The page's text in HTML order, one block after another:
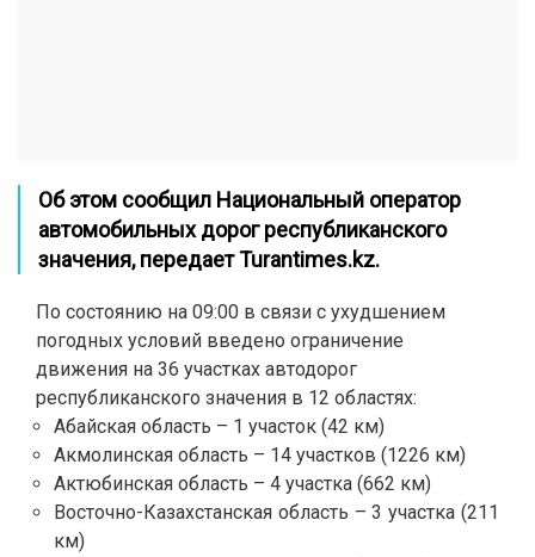
Об этом сообщил Национальный оператор
автомобильных дорог республиканского
значения, передает Turantimes.kz.
По состоянию на 09:00 в связи с ухудшением
погодных условий введено ограничение
движения на 36 участках автодорог
республиканского значения в 12 областях:
Абайская область – 1 участок (42 км)
Акмолинская область – 14 участков (1226 км)
Актюбинская область – 4 участка (662 км)
Восточно-Казахстанская область – 3 участка (211
км)